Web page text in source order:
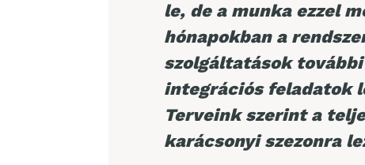
le, de a munka ezzel
hónapokban a
szolgáltatások
integrációs feladatok
Terveink szerint a
karácsonyi szezonra